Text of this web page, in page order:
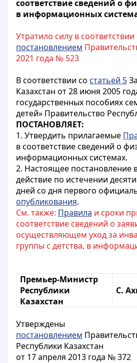
соответствие сведений о
в информационных
Утратило силу в соответствии
постановлением
2021 года № 523
В соответствии со статьей 5
Казахстан от 28 июня 2005
государственных пособиях
детей» Правительство
ПОСТАНОВЛЯЕТ:
1. Утвердить прилагаемые
в соответствие сведений о
информационных системах.
2. Настоящее постановление
действие по истечении
дней со дня первого
опубликования.
См. также: Правила и сроки
соответствие сведений о
осуществляющем уход за
группы с детства, в
Премьер-Министр
Республики
Казахстан
С.
Утверждены
постановлением
Республики Казахстан
от 17 апреля 2013 года № 372